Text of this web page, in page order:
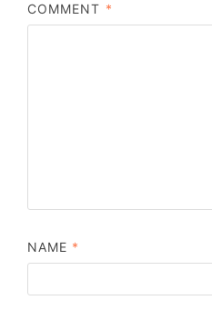
COMMENT *
NAME *